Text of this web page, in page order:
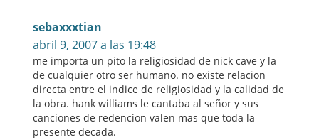
sebaxxxtian
abril 9, 2007 a las 19:48
me importa un pito la religiosidad de nick cave y la
de cualquier otro ser humano. no existe relacion
directa entre el indice de religiosidad y la calidad de
la obra. hank williams le cantaba al señor y sus
canciones de redencion valen mas que toda la
presente decada.